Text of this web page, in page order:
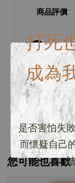
打死
成為
是否害怕失
而懷疑自己
商品評價
0/ 5
總共有0個評
您可能也喜歡